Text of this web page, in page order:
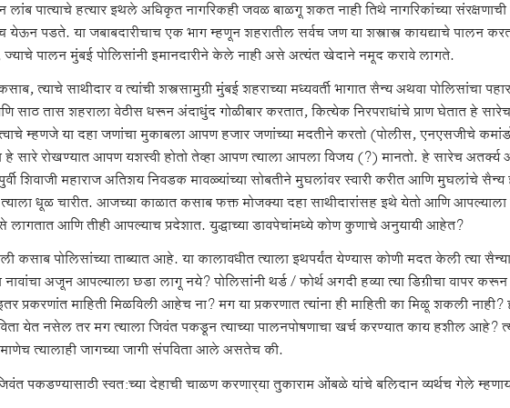
लांब पात्याचे हत्यार इथले अधिकृत नागरिकही जवळ बाळगू शकत नाही तिथे नागरिकांच्या संरक्षणाची
येऊन पडते. या जबाबदारीचाच एक भाग म्हणून शहरातील सर्वच जण या शस्त्रास्त्र कायद्याचे पालन
पालन मुंबई पोलिसांनी इमानदारीने केले नाही असे अत्यंत खेदाने नमूद करावे लागते.
त्याचे साथीदार व त्यांची शस्त्रसामुग्री मुंबई शहराच्या मध्यवर्ती भागात सैन्य अथवा पोलिसांचा
साठ तास शहराला वेठीस धरून अंदाधुंद गोळीबार करतात, कित्येक निरपराधांचे प्राण घेतात हे
म्हणजे या दहा जणांचा मुकाबला आपण हजार जणांच्या मदतीने करतो (पोलीस, एनएसजीचे
हे सारे रोखण्यात आपण यशस्वी होतो तेव्हा आपण त्याला आपला विजय (?) मानतो. हे सारेच
शिवाजी महाराज अतिशय निवडक मावळ्यांच्या सोबतीने मुघलांवर स्वारी करीत आणि मुघलांचे
धूळ चारीत. आजच्या काळात कसाब फक्त मोजक्या दहा साथीदारांसह इथे येतो आणि आपल्याला
लागतात आणि तीही आपल्याच प्रदेशात. युद्धाच्या डावपेचांमध्ये कोण कुणाचे अनुयायी आहेत?
कसाब पोलिसांच्या ताब्यात आहे. या कालावधीत त्याला इथपर्यंत येण्यास कोणी मदत केली त्या
अजून आपल्याला छडा लागू नये? पोलिसांनी थर्ड / फोर्थ अगदी हव्या त्या डिग्रीचा वापर
प्रकरणांत माहिती मिळविली आहेच ना? मग या प्रकरणात त्यांना ही माहिती का मिळू शकली नाही?
येत नसेल तर मग त्याला जिवंत पकडून त्याच्या पालनपोषणाचा खर्च करण्यात काय हशील आहे?
त्यालाही जागच्या जागी संपविता आले असतेच की.
पकडण्यासाठी स्वत:च्या देहाची चाळण करणार्‍या तुकाराम ओंबळे यांचे बलिदान व्यर्थच गेले